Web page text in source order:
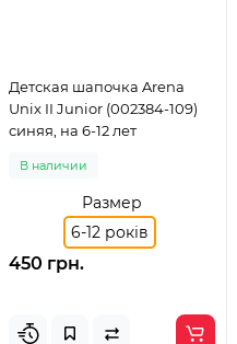
Детская шапочка Arena
Unix II Junior (002384-109)
синяя, на 6-12 лет
В наличии
Размер
6-12 років
450 грн.